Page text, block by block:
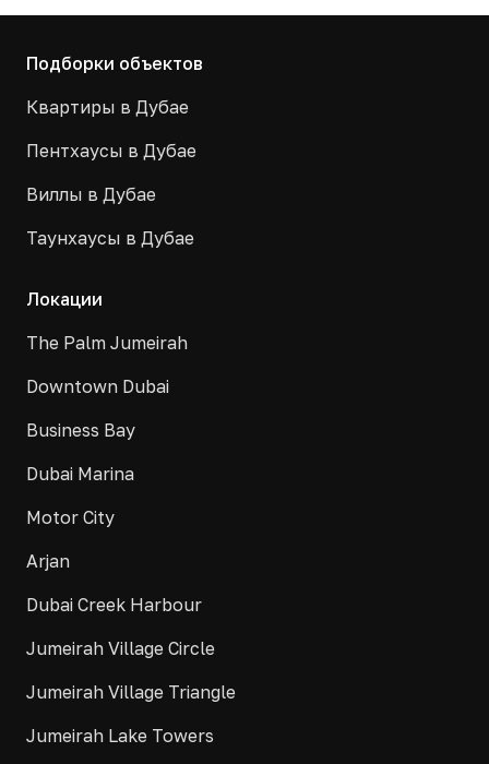
Подборки объектов
Квартиры в Дубае
Пентхаусы в Дубае
Виллы в Дубае
Таунхаусы в Дубае
Локации
The Palm Jumeirah
Downtown Dubai
Business Bay
Dubai Marina
Motor City
Arjan
Dubai Creek Harbour
Jumeirah Village Circle
Jumeirah Village Triangle
Jumeirah Lake Towers